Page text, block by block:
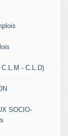
- C.L.D)
SOCIO-